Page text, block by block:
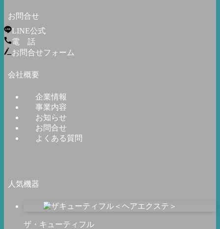
お問合せ
LINE公式
電 話
お問合せフォーム
会社概要
企業情報
事業内容
お知らせ
お問合せ
よくある質問
人気機器
ザ・キューティフル